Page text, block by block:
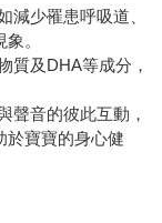
減少罹患呼吸道、
。
質及DHA等成分，
聲音的彼此互動，
於寶寶的身心健